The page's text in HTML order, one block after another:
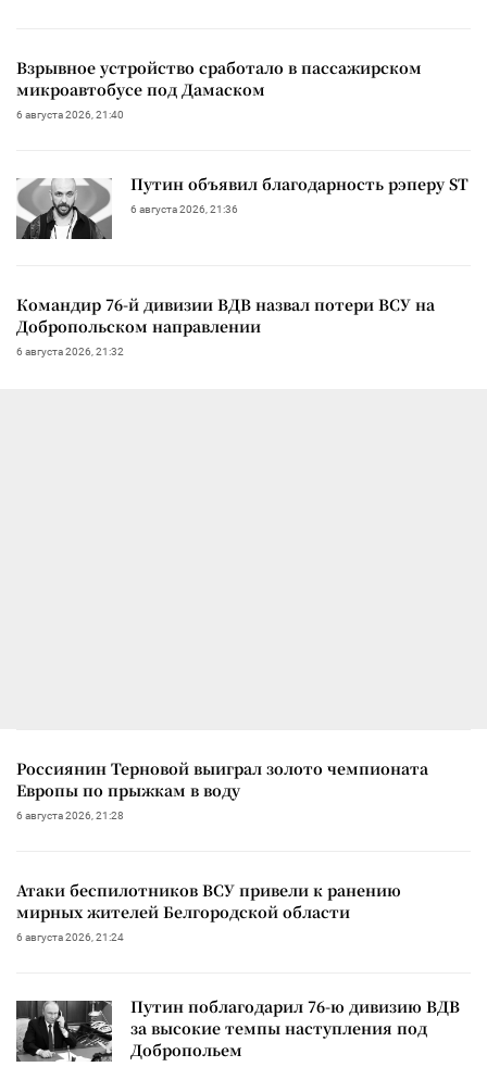
Взрывное устройство сработало в пассажирском
микроавтобусе под Дамаском
6 августа 2026, 21:40
Путин объявил благодарность рэперу ST
6 августа 2026, 21:36
Командир 76-й дивизии ВДВ назвал потери ВСУ на
Добропольском направлении
6 августа 2026, 21:32
Россиянин Терновой выиграл золото чемпионата
Европы по прыжкам в воду
6 августа 2026, 21:28
Атаки беспилотников ВСУ привели к ранению
мирных жителей Белгородской области
6 августа 2026, 21:24
Путин поблагодарил 76-ю дивизию ВДВ
за высокие темпы наступления под
Добропольем